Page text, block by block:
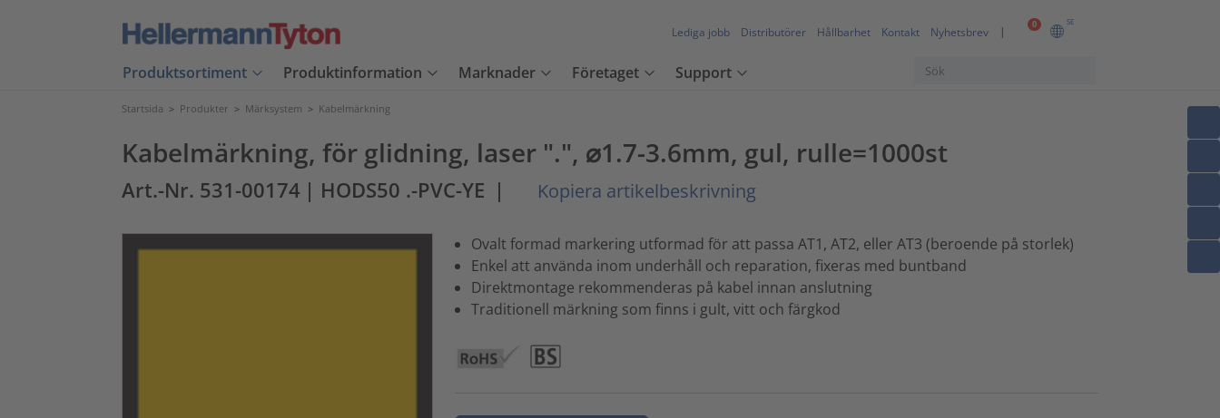
0 SE
Lediga jobb Distributörer Hållbarhet Kontakt Nyhetsbrev
Produktsortiment Produktinformation Marknader Företaget Support
Startsida > Produkter > Märksystem > Kabelmärkning
Kabelmärkning, för glidning, laser ".", ⌀1.7-3.6mm, gul, rulle=1000st
Art.-Nr. 531-00174 | HODS50 .-PVC-YE | Kopiera artikelbeskrivning
Ovalt formad markering utformad för att passa AT1, AT2, eller AT3 (beroende på storlek)
Enkel att använda inom underhåll och reparation, fixeras med buntband
Direktmontage rekommenderas på kabel innan anslutning
Traditionell märkning som finns i gult, vitt och färgkod